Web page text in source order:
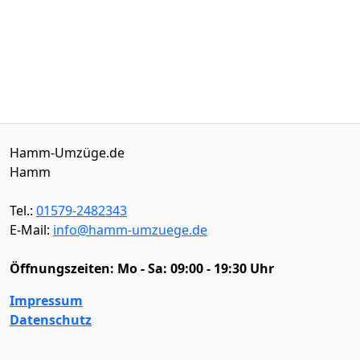
Hamm-Umzüge.de
Hamm
Tel.: 01579-2482343
E-Mail: info@hamm-umzuege.de
Öffnungszeiten: Mo - Sa: 09:00 - 19:30 Uhr
Impressum
Datenschutz